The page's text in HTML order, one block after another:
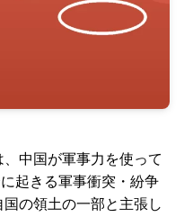
中国が軍事力を使って
起きる軍事衝突・紛争
の領土の一部と主張し